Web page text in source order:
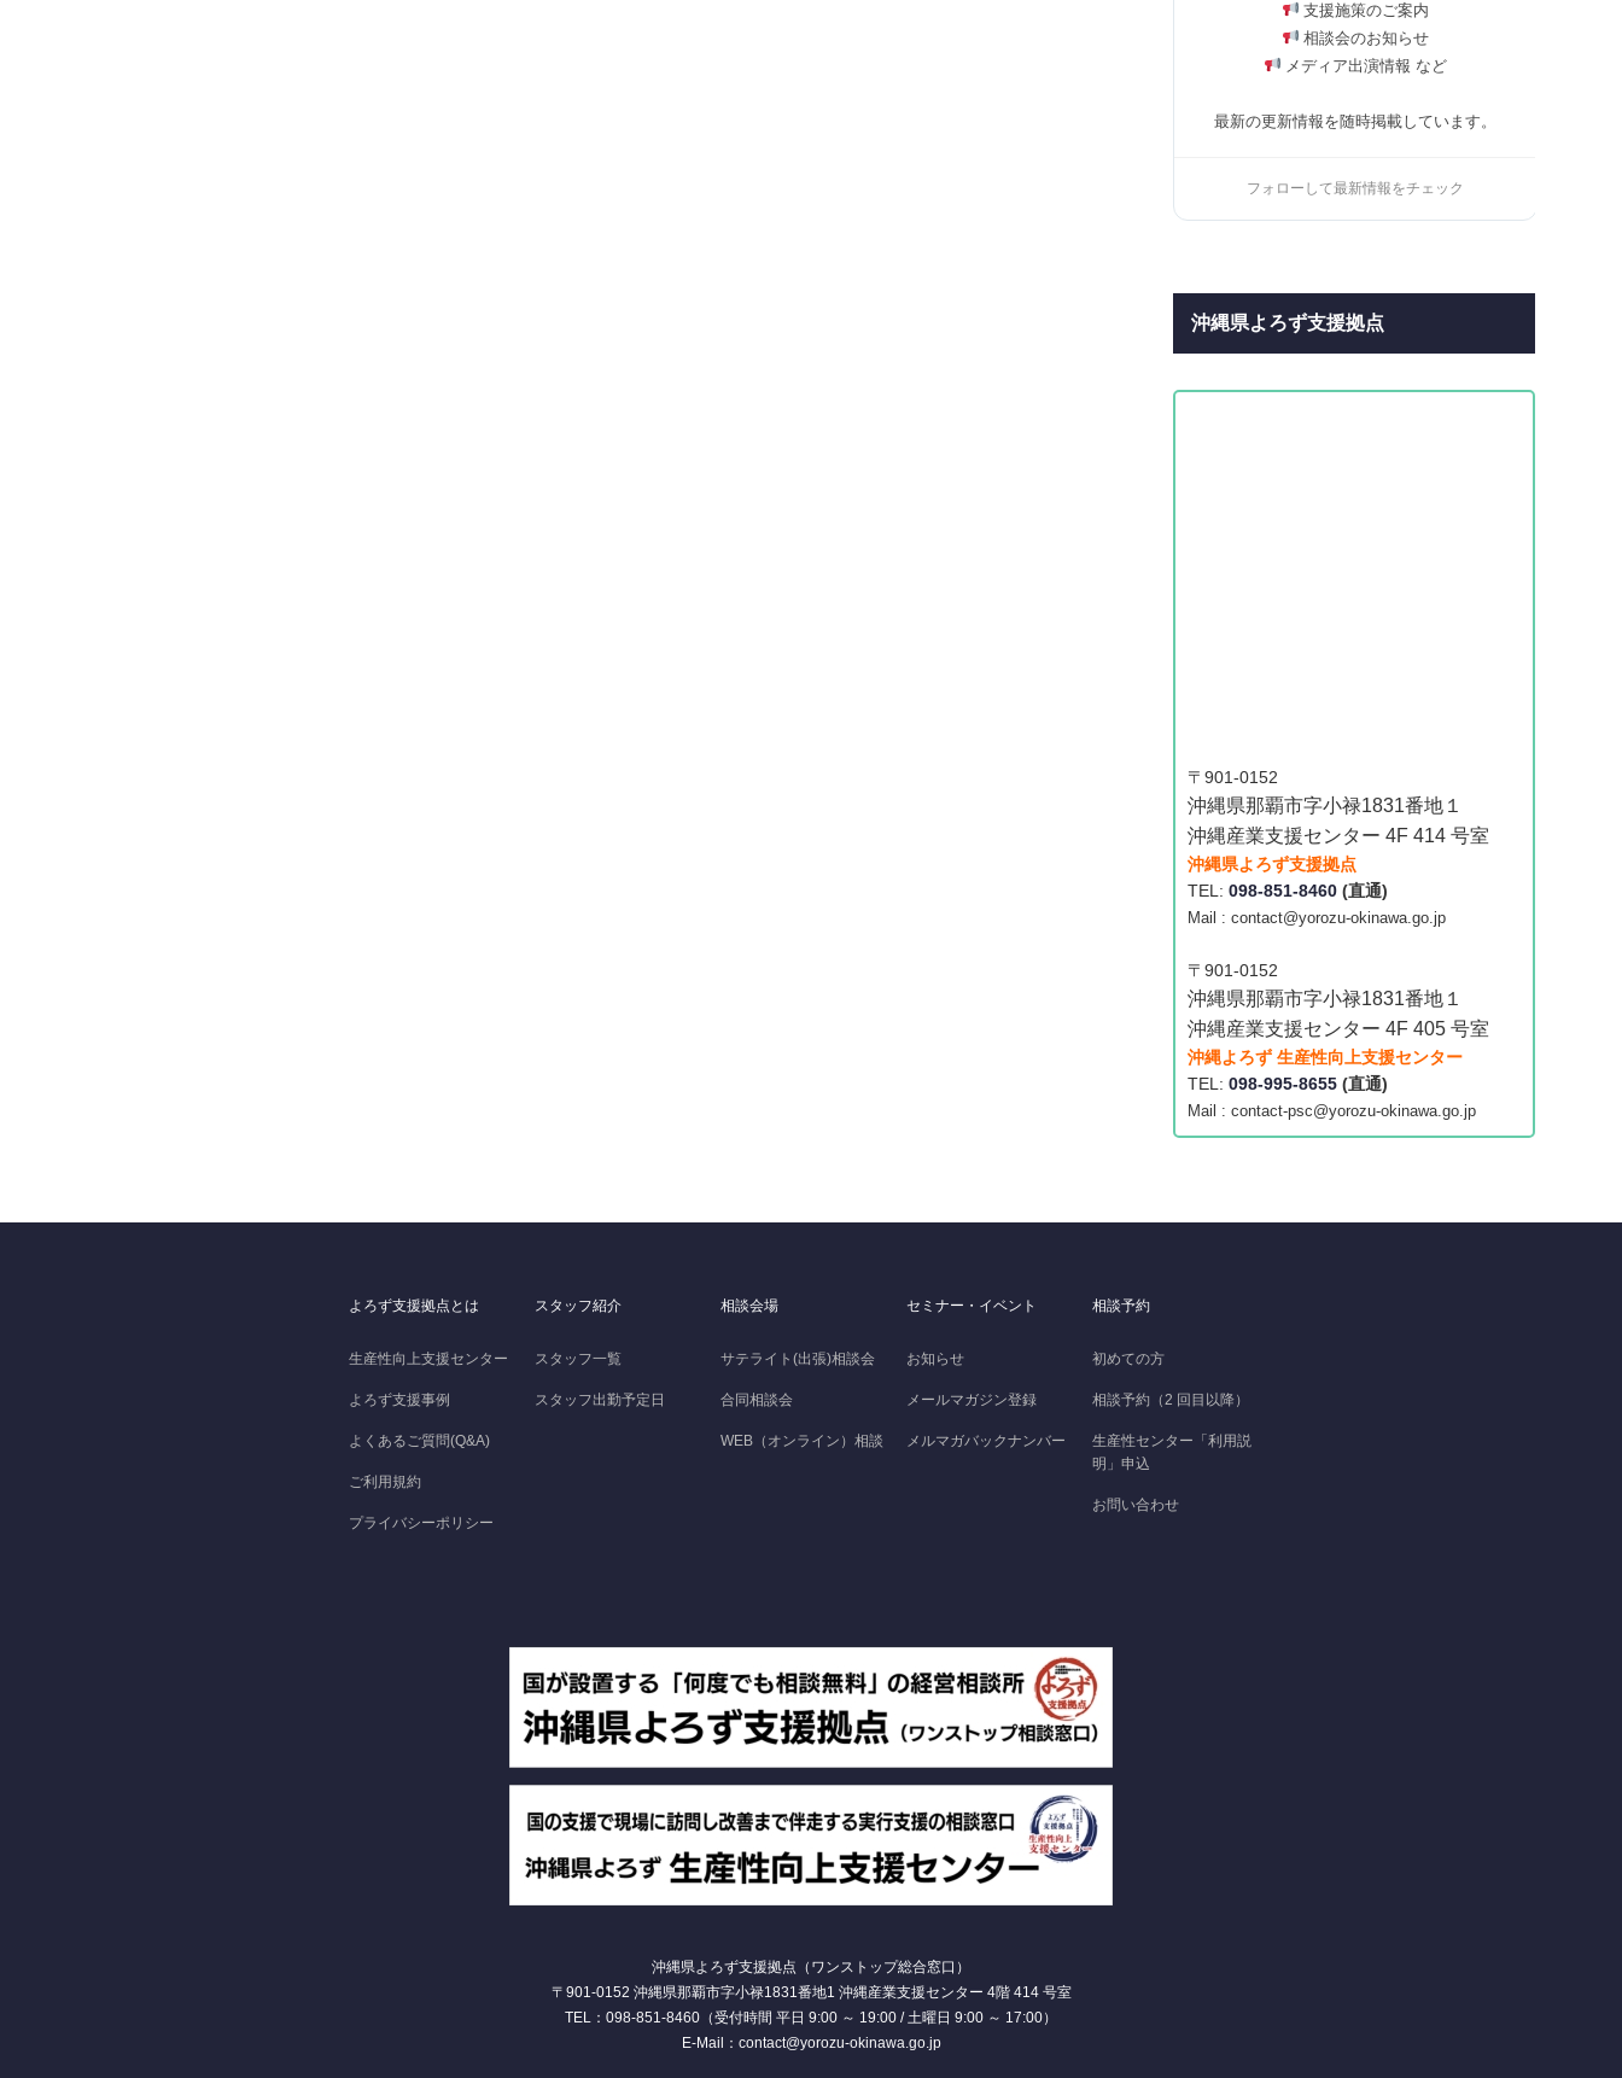
支援施策のご案内
相談会のお知らせ
メディア出演情報 など
最新の更新情報を随時掲載しています。
フォローして最新情報をチェック
沖縄県よろず支援拠点
〒901-0152
沖縄県那覇市字小禄1831番地１
沖縄産業支援センター 4F 414 号室
沖縄県よろず支援拠点
TEL: 098-851-8460 (直通)
Mail : contact@yorozu-okinawa.go.jp
〒901-0152
沖縄県那覇市字小禄1831番地１
沖縄産業支援センター 4F 405 号室
沖縄よろず 生産性向上支援センター
TEL: 098-995-8655 (直通)
Mail : contact-psc@yorozu-okinawa.go.jp
よろず支援拠点とは
生産性向上支援センター
よろず支援事例
よくあるご質問(Q&A)
ご利用規約
プライバシーポリシー
スタッフ紹介
スタッフ一覧
スタッフ出勤予定日
相談会場
サテライト(出張)相談会
合同相談会
WEB（オンライン）相談
セミナー・イベント
お知らせ
メールマガジン登録
メルマガバックナンバー
相談予約
初めての方
相談予約（2 回目以降）
生産性センター「利用説
明」申込
お問い合わせ
沖縄県よろず支援拠点（ワンストップ総合窓口）
〒901-0152 沖縄県那覇市字小禄1831番地1 沖縄産業支援センター 4階 414 号室
TEL：098-851-8460（受付時間 平日 9:00 ～ 19:00 / 土曜日 9:00 ～ 17:00）
E-Mail：contact@yorozu-okinawa.go.jp